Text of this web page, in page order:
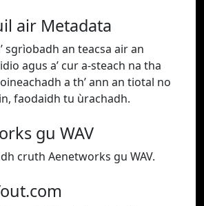
air Metadata
sgrìobadh an teacsa air an
agus a’ cur a-steach na tha
a th’ ann an tiotal no
faodaidh tu ùrachadh.
gu WAV
cruth Aenetworks gu WAV.